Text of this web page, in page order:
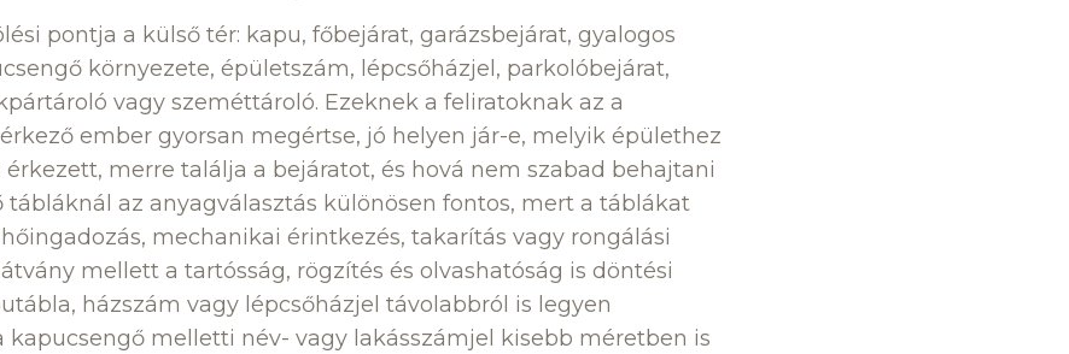
pontja a külső tér: kapu, főbejárat, garázsbejárat, gyalogos
környezete, épületszám, lépcsőházjel, parkolóbejárat,
vagy szeméttároló. Ezeknek a feliratoknak az a
ember gyorsan megértse, jó helyen jár-e, melyik épülethez
merre találja a bejáratot, és hová nem szabad behajtani
tábláknál az anyagválasztás különösen fontos, mert a táblákat
mechanikai érintkezés, takarítás vagy rongálási
mellett a tartósság, rögzítés és olvashatóság is döntési
házszám vagy lépcsőházjel távolabbról is legyen
kapucsengő melletti név- vagy lakásszámjel kisebb méretben is